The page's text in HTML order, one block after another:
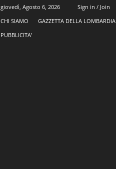
giovedì, Agosto 6, 2026
Sign in / Join
CHI SIAMO
GAZZETTA DELLA LOMBARDIA
PUBBLICITA’